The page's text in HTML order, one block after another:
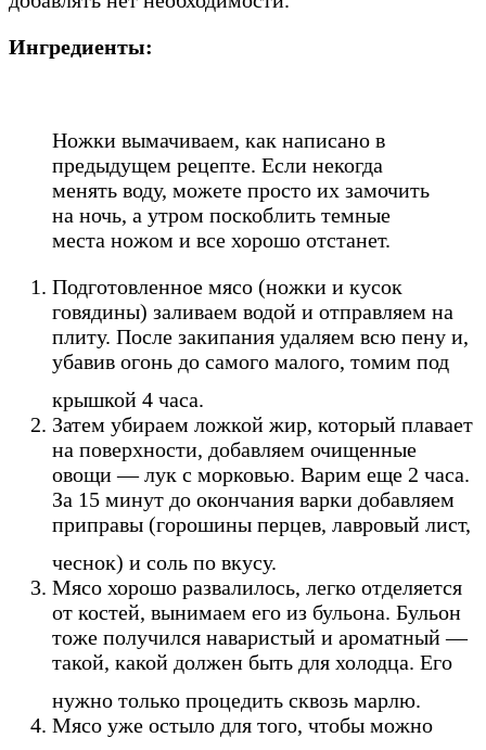
Ингредиенты:
Ножки вымачиваем, как написано в
предыдущем рецепте. Если некогда
менять воду, можете просто их замочить
на ночь, а утром поскоблить темные
места ножом и все хорошо отстанет.
Подготовленное мясо (ножки и кусок
говядины) заливаем водой и отправляем на
плиту. После закипания удаляем всю пену и,
убавив огонь до самого малого, томим под
крышкой 4 часа.
Затем убираем ложкой жир, который плавает
на поверхности, добавляем очищенные
овощи — лук с морковью. Варим еще 2 часа.
За 15 минут до окончания варки добавляем
приправы (горошины перцев, лавровый лист,
чеснок) и соль по вкусу.
Мясо хорошо развалилось, легко отделяется
от костей, вынимаем его из бульона. Бульон
тоже получился наваристый и ароматный —
такой, какой должен быть для холодца. Его
нужно только процедить сквозь марлю.
Мясо уже остыло для того, чтобы можно